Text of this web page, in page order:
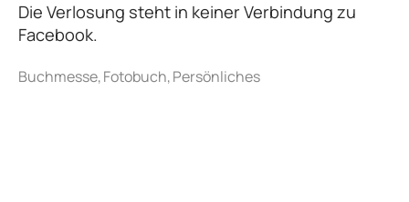
Die Verlosung steht in keiner Verbindung zu
Facebook.